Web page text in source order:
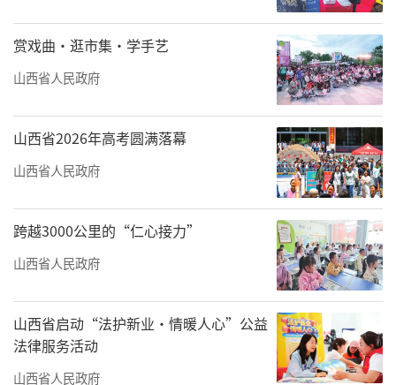
赏戏曲·逛市集·学手艺
山西省人民政府
山西省2026年高考圆满落幕
山西省人民政府
跨越3000公里的“仁心接力”
山西省人民政府
山西省启动“法护新业·情暖人心”公益
法律服务活动
山西省人民政府